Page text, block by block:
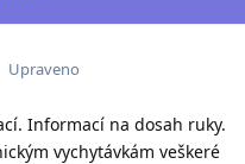
Upraveno
Informací na dosah ruky.
vychytávkám veškeré